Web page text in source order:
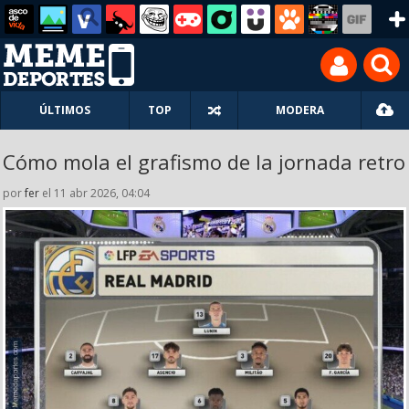
ÚLTIMOS TOP MODERA
Cómo mola el grafismo de la jornada retro
porfer el 11 abr 2026, 04:04